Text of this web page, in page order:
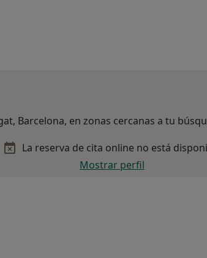
Barcelona, en zonas cercanas a tu
La reserva de cita online no está
Mostrar perfil